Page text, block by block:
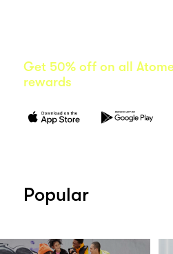
Get 50% off on all
rewards
Popular